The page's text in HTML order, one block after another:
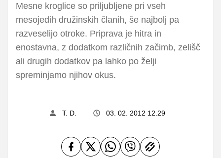
Mesne kroglice so priljubljene pri vseh
mesojedih družinskih članih, še najbolj pa
razveselijo otroke. Priprava je hitra in
enostavna, z dodatkom različnih začimb, zelišč
ali drugih dodatkov pa lahko po želji
spreminjamo njihov okus.
T. D. 03. 02. 2012 12.29